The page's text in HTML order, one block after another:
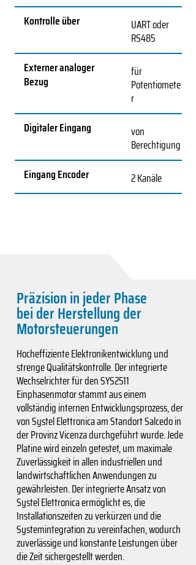
Kontrolle über
UART oder
RS485
Externer analoger
Bezug
für
Potentiomete
r
Digitaler Eingang
von
Berechtigung
Eingang Encoder 2 Kanäle
Präzision in jeder Phase
bei der Herstellung der
Motorsteuerungen
Hocheffiziente Elektronikentwicklung und
strenge Qualitätskontrolle. Der integrierte
Wechselrichter für den SYS2511
Einphasenmotor stammt aus einem
vollständig internen Entwicklungsprozess, der
von Systel Elettronica am Standort Salcedo in
der Provinz Vicenza durchgeführt wurde. Jede
Platine wird einzeln getestet, um maximale
Zuverlässigkeit in allen industriellen und
landwirtschaftlichen Anwendungen zu
gewährleisten. Der integrierte Ansatz von
Systel Elettronica ermöglicht es, die
Installationszeiten zu verkürzen und die
Systemintegration zu vereinfachen, wodurch
zuverlässige und konstante Leistungen über
die Zeit sichergestellt werden.